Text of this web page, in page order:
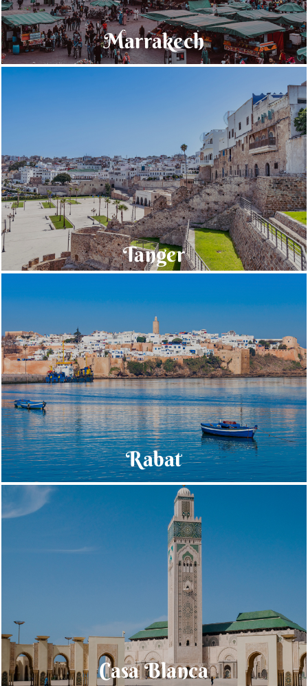
Marrakech
Tanger
Rabat
Casa Blanca